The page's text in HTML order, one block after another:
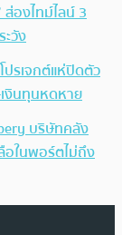
ส่องไทม์ไลน์ 3
วัง
รเจกต์แห่ปิดตัว
งินทุนหดหาย
บริษัทคลัง
อในพอร์ตไม่ถึง